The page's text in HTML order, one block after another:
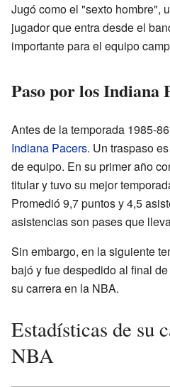
Jugó como el "sexto hombre",
jugador que entra desde el
importante para el equipo
Paso por los Indiana
Antes de la temporada 1985-
Indiana Pacers. Un traspaso
de equipo. En su primer año
titular y tuvo su mejor
Promedió 9,7 puntos y 4,5
asistencias son pases que
Sin embargo, en la siguiente
bajó y fue despedido al final
su carrera en la NBA.
Estadísticas de su
NBA